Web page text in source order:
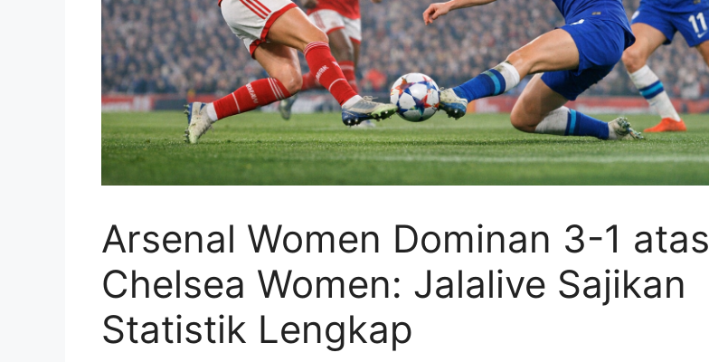
Arsenal Women Dominan 3-1 atas
Chelsea Women: Jalalive Sajikan
Statistik Lengkap